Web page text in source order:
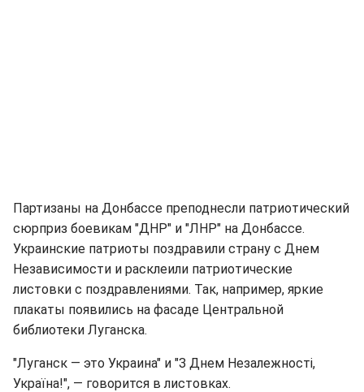
Партизаны на Донбассе преподнесли патриотический
сюрприз боевикам "ДНР" и "ЛНР" на Донбассе.
Украинские патриоты поздравили страну с Днем
Независимости и расклеили патриотические
листовки с поздравлениями. Так, например, яркие
плакаты появились на фасаде Центральной
библиотеки Луганска.
"Луганск — это Украина" и "З Днем Незалежності,
Україна!", — говорится в листовках.